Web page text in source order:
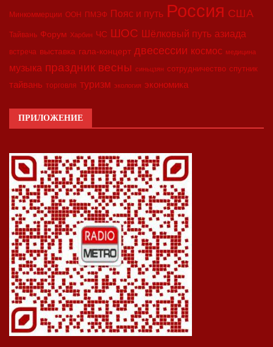
Минкоммерции ООН ПМЭФ Пояс и путь Россия США
Тайвань Форум Харбин ЧС ШОС Шёлковый путь азиада
встреча выставка гала-концерт двесессии космос медицина
музыка праздник весны синьцзян сотрудничество спутник
тайвань торговля туризм экология экономика
ПРИЛОЖЕНИЕ